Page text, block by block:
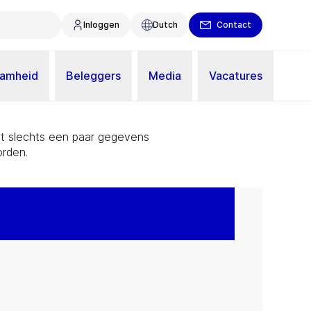
Inloggen Dutch Contact
Beleggers Media Vacatures
slechts een paar gegevens